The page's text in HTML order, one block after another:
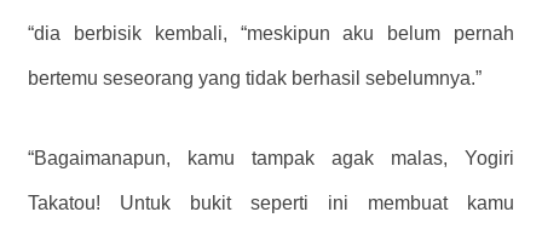
“dia berbisik kembali, “meskipun aku belum pernah
bertemu seseorang yang tidak berhasil sebelumnya.”
“Bagaimanapun, kamu tampak agak malas, Yogiri
Takatou! Untuk bukit seperti ini membuat kamu